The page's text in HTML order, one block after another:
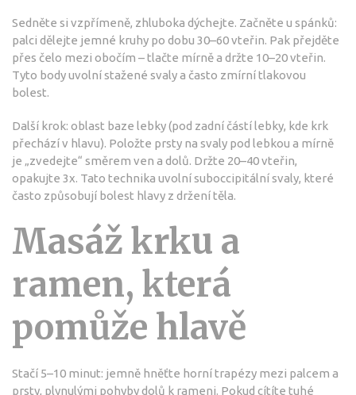
Sedněte si vzpřímeně, zhluboka dýchejte. Začněte u spánků:
palci dělejte jemné kruhy po dobu 30–60 vteřin. Pak přejděte
přes čelo mezi obočím – tlačte mírně a držte 10–20 vteřin.
Tyto body uvolní stažené svaly a často zmírní tlakovou
bolest.
Další krok: oblast baze lebky (pod zadní částí lebky, kde krk
přechází v hlavu). Položte prsty na svaly pod lebkou a mírně
je „zvedejte“ směrem ven a dolů. Držte 20–40 vteřin,
opakujte 3x. Tato technika uvolní suboccipitální svaly, které
často způsobují bolest hlavy z držení těla.
Masáž krku a
ramen, která
pomůže hlavě
Stačí 5–10 minut: jemně hněťte horní trapézy mezi palcem a
prsty, plynulými pohyby dolů k rameni. Pokud cítíte tuhé